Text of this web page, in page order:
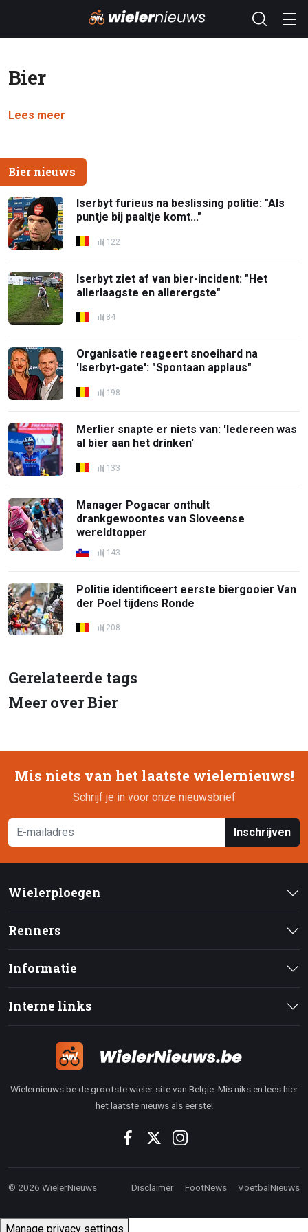
Bier
Lees meer
Bier nieuws
Iserbyt furieus na beslissing politie: "Als
puntje bij paaltje komt..."
122
Iserbyt ziet af van bier-incident: "Het
allerlaagste en allerergste"
84
Organisatie reageert snoeihard na
'Iserbyt-gate': "Spontaan applaus"
198
Merlier snapte er niets van: 'Iedereen was
al bier aan het drinken'
133
Manager Pogacar onthult
drankgewoontes van Sloveense
wereldtopper
143
Politie identificeert eerste biergooier Van
der Poel tijdens Ronde
208
Gerelateerde tags
Meer over Bier
Mis niets van het laatste wielernieuws!
Schrijf je in voor onze nieuwsbrief
Inschrijven
Wielerploegen
Renners
Informatie
Interne links
Wielernieuws.be de grootste wieler site van Belgie. Mis niks en lees hier
het laatste nieuws als eerste!
© 2026 WielerNieuws Disclaimer FootNews VoetbalNieuws
Manage privacy settings